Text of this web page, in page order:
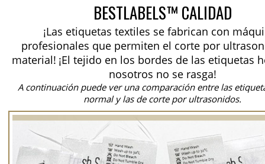
BESTLABELS™ CALIDAD
¡Las etiquetas textiles se fabrican con
profesionales que permiten el corte por
material! ¡El tejido en los bordes de las etiquetas
nosotros no se rasga!
A continuación puede ver una comparación entre las
normal y las de corte por ultrasonidos.